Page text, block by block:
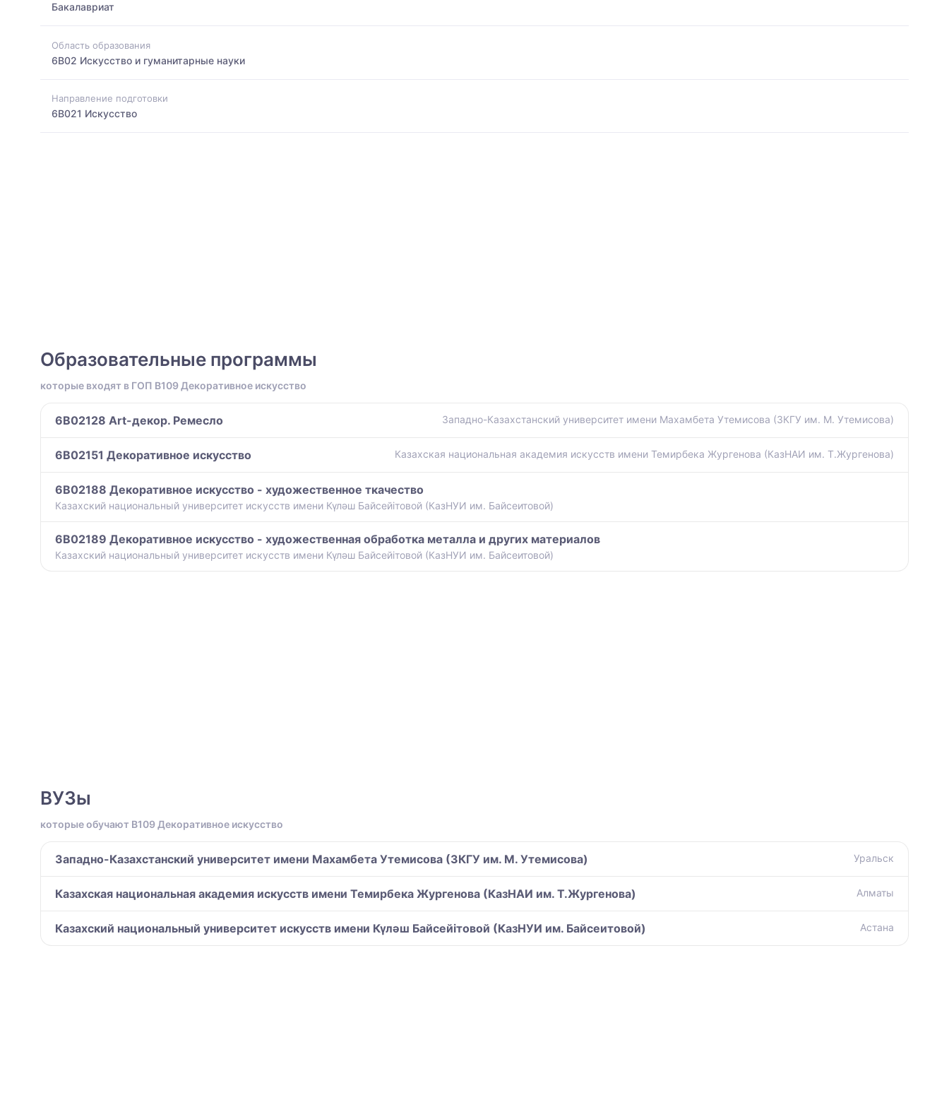
Бакалавриат
Область образования
6B02 Искусство и гуманитарные науки
Направление подготовки
6B021 Искусство
Образовательные программы
которые входят в ГОП B109 Декоративное искусство
6B02128 Art-декор. Ремесло Западно-Казахстанский университет имени Махамбета Утемисова (ЗКГУ им. М. Утемисова)
6B02151 Декоративное искусство Казахская национальная академия искусств имени Темирбека Жургенова (КазНАИ им. Т.Жургенова)
6B02188 Декоративное искусство - художественное ткачество
Казахский национальный университет искусств имени Күләш Байсейітовой (КазНУИ им. Байсеитовой)
6B02189 Декоративное искусство - художественная обработка металла и других материалов
Казахский национальный университет искусств имени Күләш Байсейітовой (КазНУИ им. Байсеитовой)
ВУЗы
которые обучают B109 Декоративное искусство
Западно-Казахстанский университет имени Махамбета Утемисова (ЗКГУ им. М. Утемисова) Уральск
Казахская национальная академия искусств имени Темирбека Жургенова (КазНАИ им. Т.Жургенова) Алматы
Казахский национальный университет искусств имени Күләш Байсейітовой (КазНУИ им. Байсеитовой) Астана